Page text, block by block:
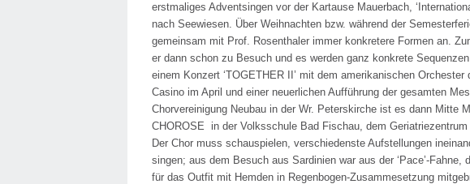
erstmaliges Adventsingen vor der Kartause Mauerbach,
nach Seewiesen. Über Weihnachten bzw. während der
gemeinsam mit Prof. Rosenthaler immer konkretere Formen an.
er dann schon zu Besuch und es werden ganz konkrete
einem Konzert ‘TOGETHER II’ mit dem amerikanischen Orchester
Casino im April und einer neuerlichen Aufführung der gesamten
Chorvereinigung Neubau in der Wr. Peterskirche ist es dann Mitte
CHOROSE in der Volksschule Bad Fischau, dem
Der Chor muss schauspielen, verschiedenste Aufstellungen
singen; aus dem Besuch aus Sardinien war aus der ‘Pace’-Fahne,
für das Outfit mit Hemden in Regenbogen-Zusammesetzung